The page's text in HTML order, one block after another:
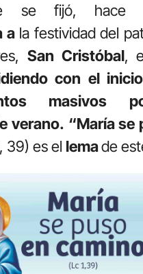
se fijó, hace
ala festividad del
San Cristóbal,
con el
masivos
verano. “María se
39) es el lemade